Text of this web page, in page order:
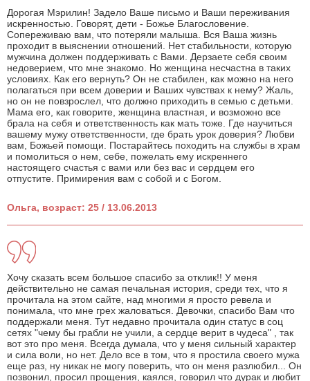
Дорогая Мэрилин! Задело Ваше письмо и Ваши переживания
искренностью. Говорят, дети - Божье Благословение.
Сопереживаю вам, что потеряли малыша. Вся Ваша жизнь
проходит в выяснении отношений. Нет стабильности, которую
мужчина должен поддерживать с Вами. Дерзаете себя своим
недоверием, что мне знакомо. Но женщина несчастна в таких
условиях. Как его вернуть? Он не стабилен, как можно на него
полагаться при всем доверии и Ваших чувствах к нему? Жаль,
но он не повзрослел, что должно приходить в семью с детьми.
Мама его, как говорите, женщина властная, и возможно все
брала на себя и ответственность как мать тоже. Где научиться
вашему мужу ответственности, где брать урок доверия? Любви
вам, Божьей помощи. Постарайтесь походить на службы в храм
и помолиться о нем, себе, пожелать ему искреннего
настоящего счастья с вами или без вас и сердцем его
отпустите. Примирения вам с собой и с Богом.
Ольга, возраст: 25 / 13.06.2013
Хочу сказать всем большое спасибо за отклик!! У меня
действительно не самая печальная история, среди тех, что я
прочитала на этом сайте, над многими я просто ревела и
понимала, что мне грех жаловаться. Девочки, спасибо Вам что
поддержали меня. Тут недавно прочитала один статус в соц
сетях "чему бы грабли не учили, а сердце верит в чудеса" , так
вот это про меня. Всегда думала, что у меня сильный характер
и сила воли, но нет. Дело все в том, что я простила своего мужа
еще раз, ну никак не могу поверить, что он меня разлюбил... Он
позвонил, просил прощения, каялся, говорил что дурак и любит